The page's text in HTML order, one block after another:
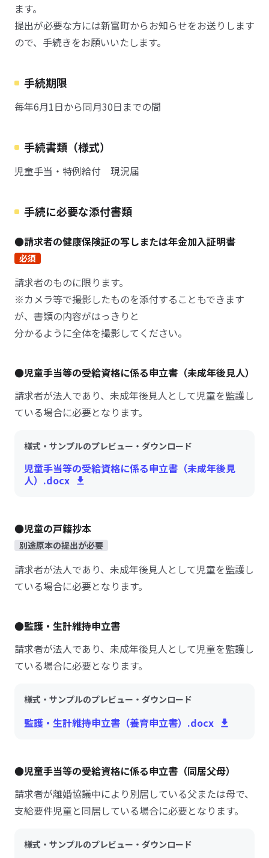
ます。
提出が必要な方には新富町からお知らせをお送りします
ので、手続きをお願いいたします。
手続期限
毎年6月1日から同月30日までの間
手続書類（様式）
児童手当・特例給付 現況届
手続に必要な添付書類
●請求者の健康保険証の写しまたは年金加入証明書
必須
請求者のものに限ります。
※カメラ等で撮影したものを添付することもできます
が、書類の内容がはっきりと
分かるように全体を撮影してください。
●児童手当等の受給資格に係る申立書（未成年後見人）
請求者が法人であり、未成年後見人として児童を監護し
ている場合に必要となります。
様式・サンプルのプレビュー・ダウンロード
児童手当等の受給資格に係る申立書（未成年後見
人）.docx
●児童の戸籍抄本
別途原本の提出が必要
請求者が法人であり、未成年後見人として児童を監護し
ている場合に必要となります。
●監護・生計維持申立書
請求者が法人であり、未成年後見人として児童を監護し
ている場合に必要となります。
様式・サンプルのプレビュー・ダウンロード
監護・生計維持申立書（養育申立書）.docx
●児童手当等の受給資格に係る申立書（同居父母）
請求者が離婚協議中により別居している父または母で、
支給要件児童と同居している場合に必要となります。
様式・サンプルのプレビュー・ダウンロード